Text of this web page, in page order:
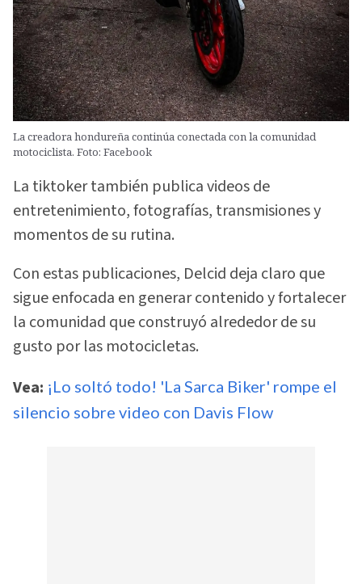
La creadora hondureña continúa conectada con la comunidad
motociclista. Foto: Facebook
La tiktoker también publica videos de
entretenimiento, fotografías, transmisiones y
momentos de su rutina.
Con estas publicaciones, Delcid deja claro que
sigue enfocada en generar contenido y fortalecer
la comunidad que construyó alrededor de su
gusto por las motocicletas.
Vea: ¡Lo soltó todo! 'La Sarca Biker' rompe el
silencio sobre video con Davis Flow